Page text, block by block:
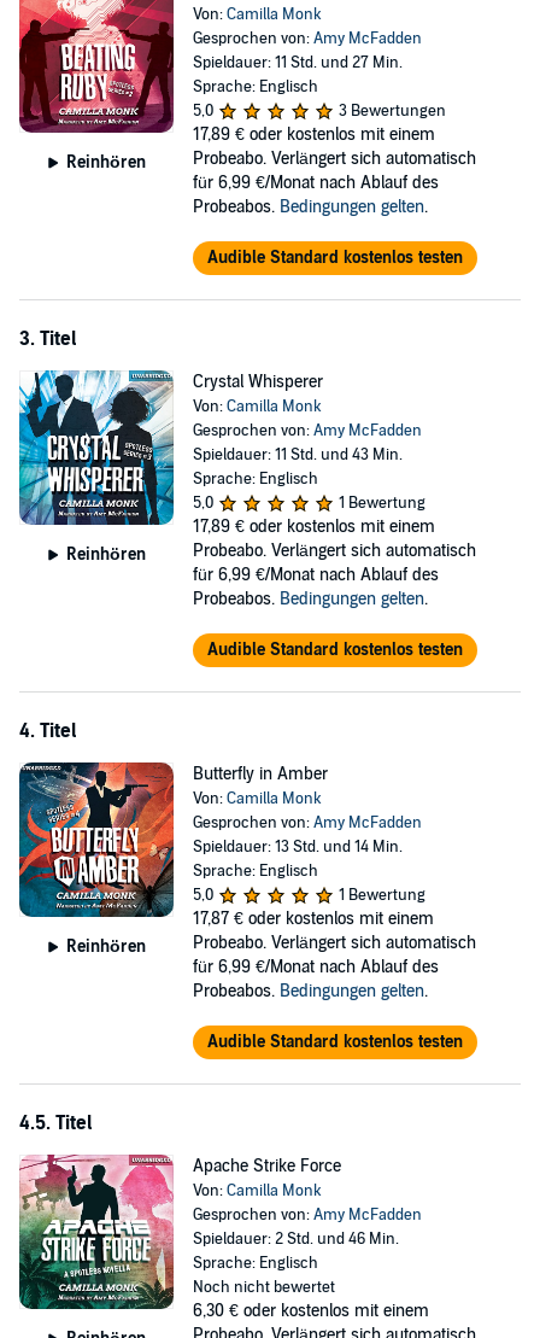
Reinhören
Von:Camilla Monk
Gesprochen von:Amy McFadden
Spieldauer: 11 Std. und 27 Min.
Sprache: Englisch
5,0
3 Bewertungen
17,89 € oder kostenlos mit einem
Probeabo. Verlängert sich automatisch
für 6,99 €/Monat nach Ablauf des
Probeabos. Bedingungen gelten.
Audible Standard kostenlos testen
3. Titel
Reinhören
Crystal Whisperer
Von:Camilla Monk
Gesprochen von:Amy McFadden
Spieldauer: 11 Std. und 43 Min.
Sprache: Englisch
5,0
1 Bewertung
17,89 € oder kostenlos mit einem
Probeabo. Verlängert sich automatisch
für 6,99 €/Monat nach Ablauf des
Probeabos. Bedingungen gelten.
Audible Standard kostenlos testen
4. Titel
Reinhören
Butterfly in Amber
Von:Camilla Monk
Gesprochen von:Amy McFadden
Spieldauer: 13 Std. und 14 Min.
Sprache: Englisch
5,0
1 Bewertung
17,87 € oder kostenlos mit einem
Probeabo. Verlängert sich automatisch
für 6,99 €/Monat nach Ablauf des
Probeabos. Bedingungen gelten.
Audible Standard kostenlos testen
4.5. Titel
Apache Strike Force
Von:Camilla Monk
Gesprochen von:Amy McFadden
Spieldauer: 2 Std. und 46 Min.
Sprache: Englisch
Noch nicht bewertet
6,30 € oder kostenlos mit einem